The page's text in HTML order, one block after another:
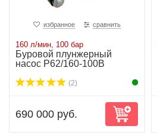
избранное сравнить
160 л/мин, 100 бар
Буровой плунжерный
насос P62/160-100B
(2)
690 000 руб.